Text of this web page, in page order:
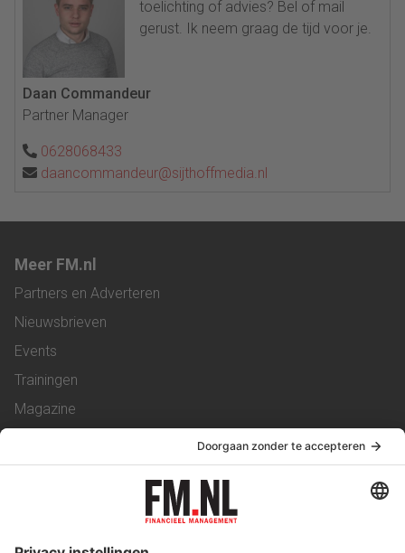
toelichting of advies? Bel of mail
gerust. Ik neem graag de tijd voor je.
Daan Commandeur
Partner Manager
0628068433
daancommandeur@sijthoffmedia.nl
Meer FM.nl
Partners en Adverteren
Nieuwsbrieven
Events
Trainingen
Magazine
Service & Contact